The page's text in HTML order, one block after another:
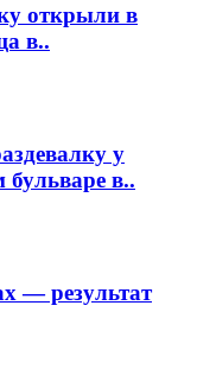
открыли в
в..
у
в..
— результат